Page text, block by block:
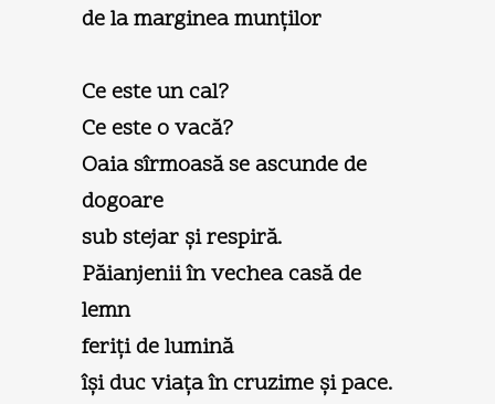
de la marginea munţilor
Ce este un cal?
Ce este o vacă?
Oaia sîrmoasă se ascunde de
dogoare
sub stejar şi respiră.
Păianjenii în vechea casă de
lemn
feriţi de lumină
îşi duc viaţa în cruzime şi pace.